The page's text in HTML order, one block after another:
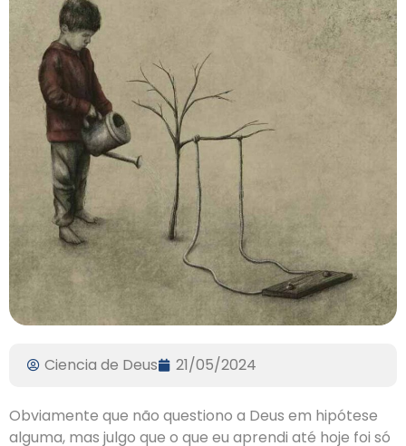
Ciencia de Deus 21/05/2024
Obviamente que não questiono a Deus em hipótese
alguma, mas julgo que o que eu aprendi até hoje foi só